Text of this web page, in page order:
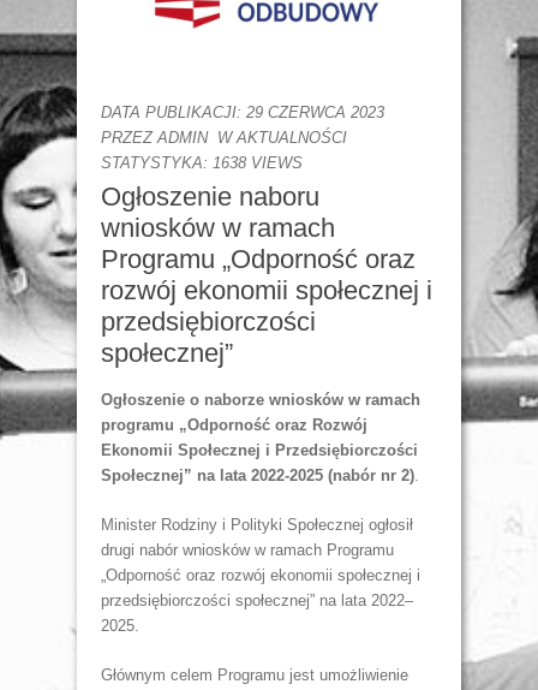
DATA PUBLIKACJI: 29 CZERWCA 2023
PRZEZADMIN WAKTUALNOŚCI
STATYSTYKA: 1638 VIEWS
Ogłoszenie naboru
wniosków w ramach
Programu „Odporność oraz
rozwój ekonomii społecznej i
przedsiębiorczości
społecznej”
Ogłoszenie o naborze wniosków w ramach
programu „Odporność oraz Rozwój
Ekonomii Społecznej i Przedsiębiorczości
Społecznej” na lata 2022-2025 (nabór nr 2).
Minister Rodziny i Polityki Społecznej ogłosił
drugi nabór wniosków w ramach Programu
„Odporność oraz rozwój ekonomii społecznej i
przedsiębiorczości społecznej” na lata 2022–
2025.
Głównym celem Programu jest umożliwienie